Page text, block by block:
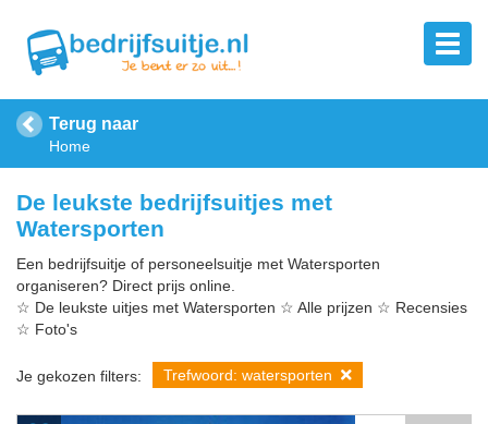
Terug naar
Home
De leukste bedrijfsuitjes met
Watersporten
Een bedrijfsuitje of personeelsuitje met Watersporten
organiseren? Direct prijs online.
☆ De leukste uitjes met Watersporten ☆ Alle prijzen ☆ Recensies
☆ Foto's
Je gekozen filters: Trefwoord: watersporten